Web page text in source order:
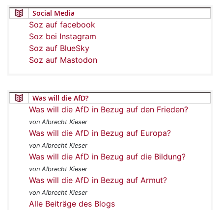
Social Media
Soz auf facebook
Soz bei Instagram
Soz auf BlueSky
Soz auf Mastodon
Was will die AfD?
Was will die AfD in Bezug auf den Frieden?
von Albrecht Kieser
Was will die AfD in Bezug auf Europa?
von Albrecht Kieser
Was will die AfD in Bezug auf die Bildung?
von Albrecht Kieser
Was will die AfD in Bezug auf Armut?
von Albrecht Kieser
Alle Beiträge des Blogs